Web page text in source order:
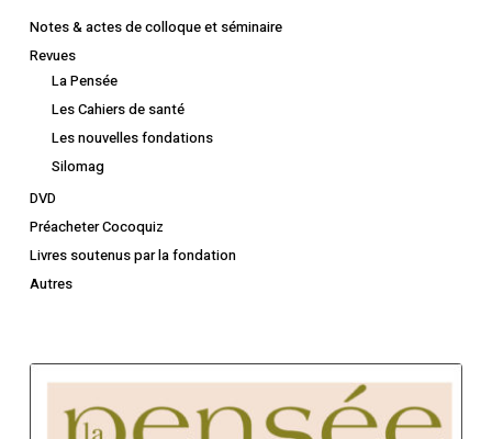
Notes & actes de colloque et séminaire
Revues
La Pensée
Les Cahiers de santé
Les nouvelles fondations
Silomag
DVD
Préacheter Cocoquiz
Livres soutenus par la fondation
Autres